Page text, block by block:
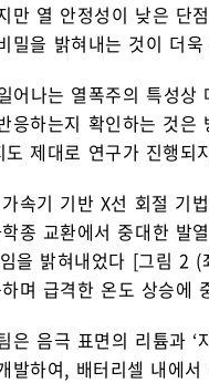
만 열 안정성이 낮은 단
밀을 밝혀내는 것이 더
어나는 열폭주의 특성
응하는지 확인하는 것은
도 제대로 연구가 진행되
속기 기반 X선 회절 기
종 교환에서 중대한 발
임을 밝혀내었다 [그림 2
며 급격한 온도 상승에
은 음극 표면의 리튬과
발하여, 배터리셀 내에